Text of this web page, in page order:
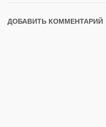
ДОБАВИТЬ КОММЕНТАРИЙ